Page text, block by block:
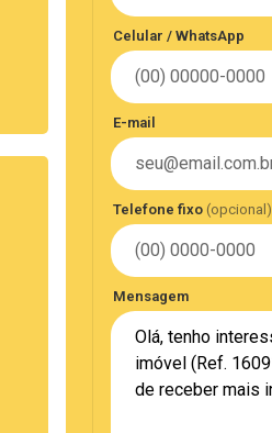
Celular / WhatsApp
E-mail
Telefone fixo (opcional)
Mensagem